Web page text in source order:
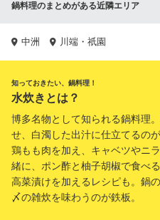
鍋料理のまとめがある近隣エリア
中洲 川端・祇園
知っておきたい、鍋料理！
水炊きとは？
博多名物として知られる鍋料理
せ、白濁した出汁に仕立てるの
鶏もも肉を加え、キャベツやニ
緒に、ポン酢と柚子胡椒で食べ
高菜漬けを加えるレシピも。鍋
〆の雑炊を味わうのが鉄板。